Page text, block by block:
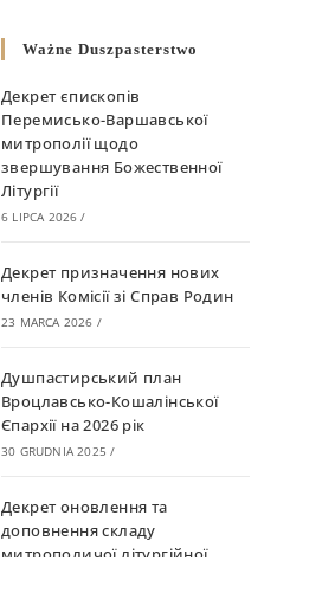
Ważne Duszpasterstwo
Декрет єпископів
Перемисько-Варшавської
митрополії щодо
звершування Божественної
Літургії
6 LIPCA 2026 /
Декрет призначення нових
членів Комісії зі Справ Родин
23 MARCA 2026 /
Душпастирський план
Вроцлавсько-Кошалінської
Єпархії на 2026 рік
30 GRUDNIA 2025 /
Декрет оновлення та
доповнення складу
митрополичої літургійної